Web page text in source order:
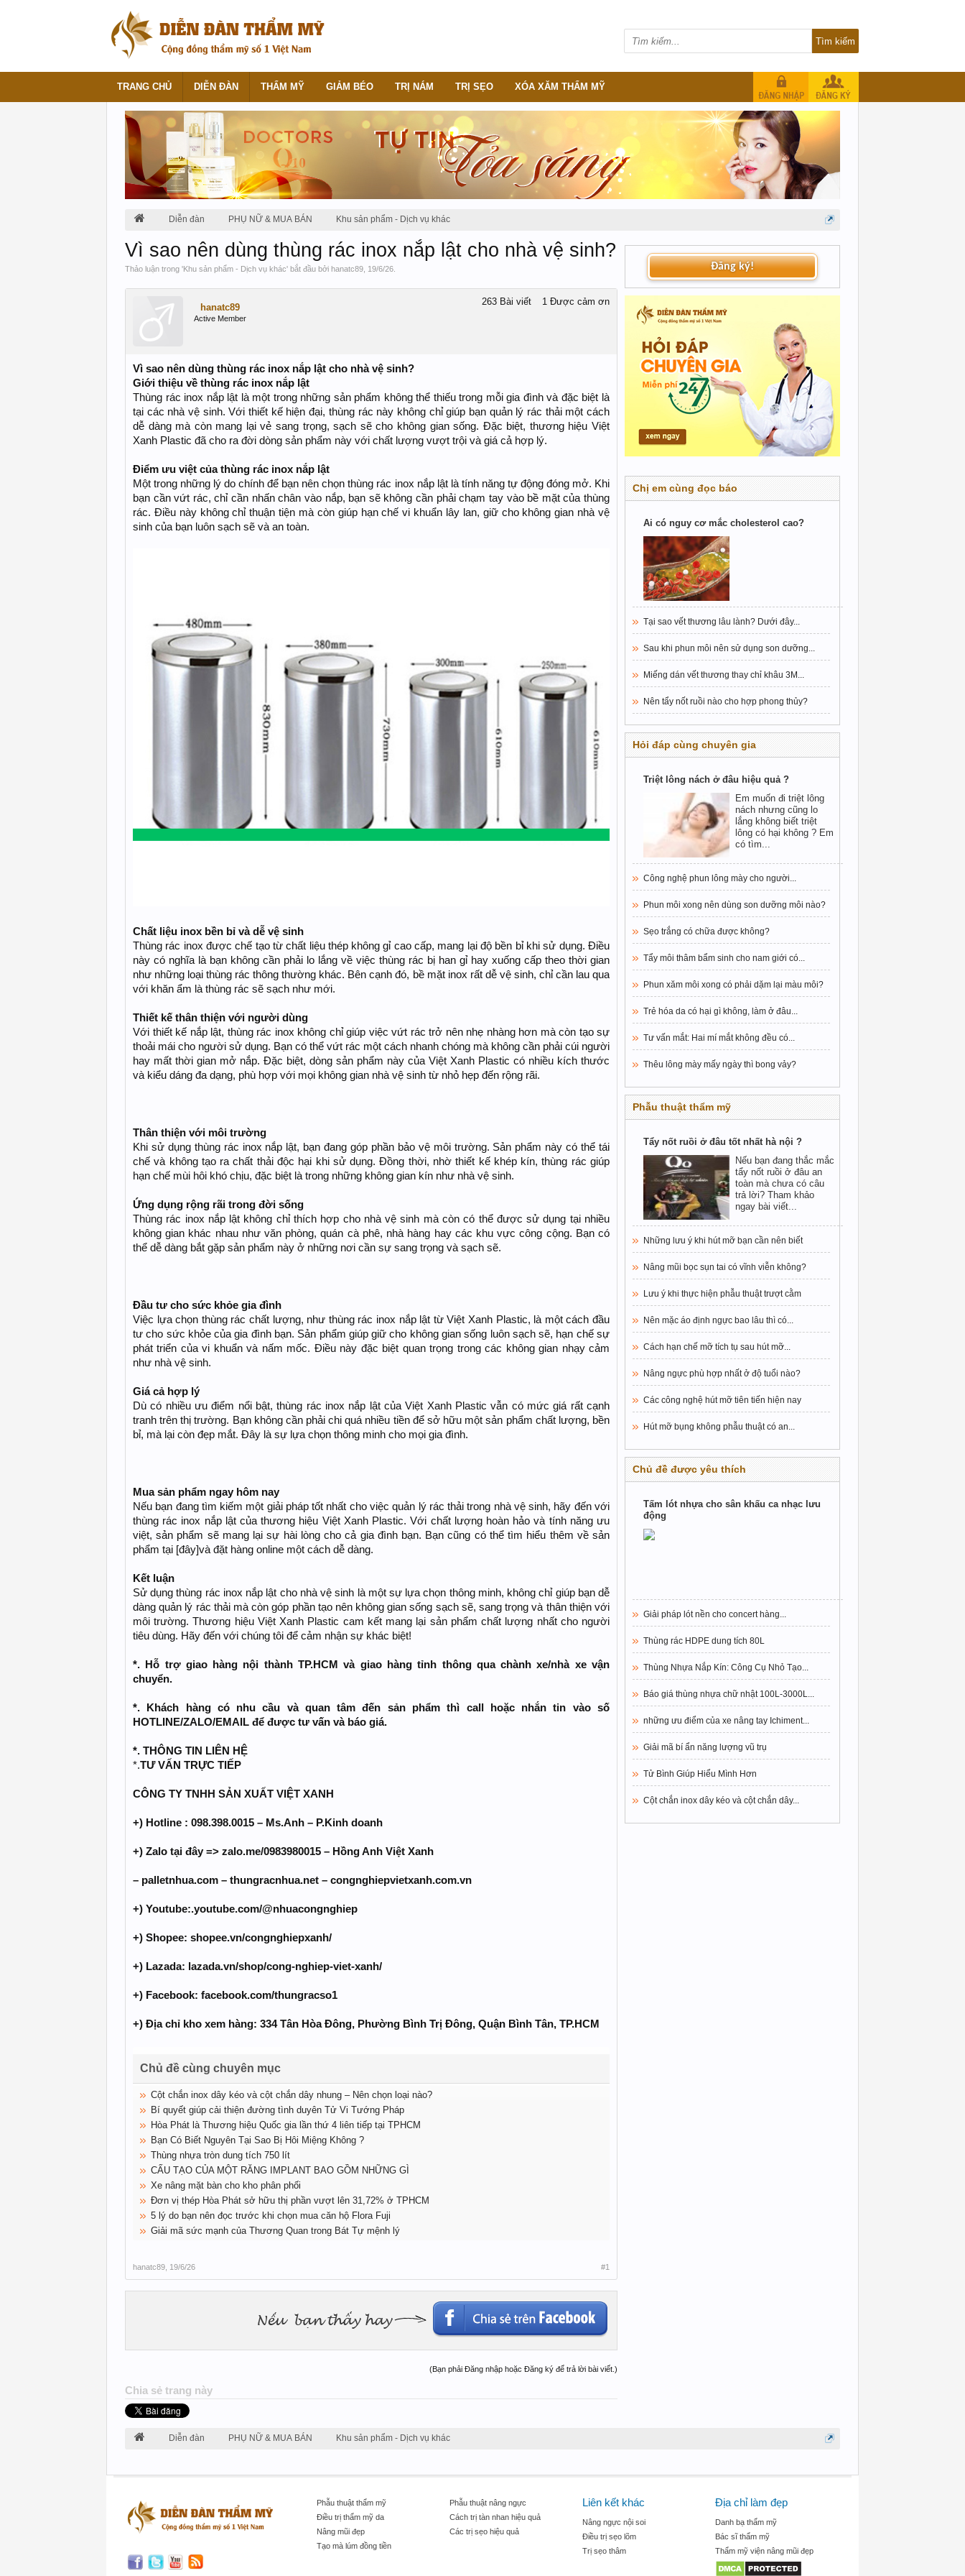
Diễn đàn PHỤ NỮ & MUA BÁN Khu sản phẩm - Dịch vụ khác
Vì sao nên dùng thùng rác inox nắp lật cho nhà vệ sinh?
Thảo luận trong 'Khu sản phẩm - Dịch vụ khác' bắt đầu bởi hanatc89 19/6/26
hanatc89
Active Member
263 Bài viết 1 Được cảm ơn
Vì sao nên dùng thùng rác inox nắp lật cho nhà vệ sinh?
Giới thiệu về thùng rác inox nắp lật
Thùng rác inox nắp lật là một trong những sản phẩm không thể thiếu trong mỗi gia đình và đặc biệt là
tại các nhà vệ sinh. Với thiết kế hiện đại, thùng rác này không chỉ giúp bạn quản lý rác thải một cách
dễ dàng mà còn mang lại vẻ sang trọng, sạch sẽ cho không gian sống. Đặc biệt, thương hiệu Việt
Xanh Plastic đã cho ra đời dòng sản phẩm này với chất lượng vượt trội và giá cả hợp lý.
Điểm ưu việt của thùng rác inox nắp lật
Một trong những lý do chính để bạn nên chọn thùng rác inox nắp lật là tính năng tự động đóng mở. Khi
bạn cần vứt rác, chỉ cần nhấn chân vào nắp, bạn sẽ không cần phải chạm tay vào bề mặt của thùng
rác. Điều này không chỉ thuận tiện mà còn giúp hạn chế vi khuẩn lây lan, giữ cho không gian nhà vệ
sinh của bạn luôn sạch sẽ và an toàn.
Chất liệu inox bền bỉ và dễ vệ sinh
Thùng rác inox được chế tạo từ chất liệu thép không gỉ cao cấp, mang lại độ bền bỉ khi sử dụng. Điều
này có nghĩa là bạn không cần phải lo lắng về việc thùng rác bị han gỉ hay xuống cấp theo thời gian
như những loại thùng rác thông thường khác. Bên cạnh đó, bề mặt inox rất dễ vệ sinh, chỉ cần lau qua
với khăn ẩm là thùng rác sẽ sạch như mới.
Thiết kế thân thiện với người dùng
Với thiết kế nắp lật, thùng rác inox không chỉ giúp việc vứt rác trở nên nhẹ nhàng hơn mà còn tạo sự
thoải mái cho người sử dụng. Bạn có thể vứt rác một cách nhanh chóng mà không cần phải cúi người
hay mất thời gian mở nắp. Đặc biệt, dòng sản phẩm này của Việt Xanh Plastic có nhiều kích thước
và kiểu dáng đa dạng, phù hợp với mọi không gian nhà vệ sinh từ nhỏ hẹp đến rộng rãi.
Thân thiện với môi trường
Khi sử dụng thùng rác inox nắp lật, bạn đang góp phần bảo vệ môi trường. Sản phẩm này có thể tái
chế và không tạo ra chất thải độc hại khi sử dụng. Đồng thời, nhờ thiết kế khép kín, thùng rác giúp
hạn chế mùi hôi khó chịu, đặc biệt là trong những không gian kín như nhà vệ sinh.
Ứng dụng rộng rãi trong đời sống
Thùng rác inox nắp lật không chỉ thích hợp cho nhà vệ sinh mà còn có thể được sử dụng tại nhiều
không gian khác nhau như văn phòng, quán cà phê, nhà hàng hay các khu vực công cộng. Bạn có
thể dễ dàng bắt gặp sản phẩm này ở những nơi cần sự sang trọng và sạch sẽ.
Đầu tư cho sức khỏe gia đình
Việc lựa chọn thùng rác chất lượng, như thùng rác inox nắp lật từ Việt Xanh Plastic, là một cách đầu
tư cho sức khỏe của gia đình bạn. Sản phẩm giúp giữ cho không gian sống luôn sạch sẽ, hạn chế sự
phát triển của vi khuẩn và nấm mốc. Điều này đặc biệt quan trọng trong các không gian nhạy cảm
như nhà vệ sinh.
Giá cả hợp lý
Dù có nhiều ưu điểm nổi bật, thùng rác inox nắp lật của Việt Xanh Plastic vẫn có mức giá rất cạnh
tranh trên thị trường. Bạn không cần phải chi quá nhiều tiền để sở hữu một sản phẩm chất lượng, bền
bỉ, mà lại còn đẹp mắt. Đây là sự lựa chọn thông minh cho mọi gia đình.
Mua sản phẩm ngay hôm nay
Nếu bạn đang tìm kiếm một giải pháp tốt nhất cho việc quản lý rác thải trong nhà vệ sinh, hãy đến với
thùng rác inox nắp lật của thương hiệu Việt Xanh Plastic. Với chất lượng hoàn hảo và tính năng ưu
việt, sản phẩm sẽ mang lại sự hài lòng cho cả gia đình bạn. Bạn cũng có thể tìm hiểu thêm về sản
phẩm tại [đây]và đặt hàng online một cách dễ dàng.
Kết luận
Sử dụng thùng rác inox nắp lật cho nhà vệ sinh là một sự lựa chọn thông minh, không chỉ giúp bạn dễ
dàng quản lý rác thải mà còn góp phần tạo nên không gian sống sạch sẽ, sang trọng và thân thiện với
môi trường. Thương hiệu Việt Xanh Plastic cam kết mang lại sản phẩm chất lượng nhất cho người
tiêu dùng. Hãy đến với chúng tôi để cảm nhận sự khác biệt!
*. Hỗ trợ giao hàng nội thành TP.HCM và giao hàng tỉnh thông qua chành xe/nhà xe vận
chuyển.
*. Khách hàng có nhu cầu và quan tâm đến sản phẩm thì call hoặc nhắn tin vào số
HOTLINE/ZALO/EMAIL để được tư vấn và báo giá.
*. THÔNG TIN LIÊN HỆ
*.TƯ VẤN TRỰC TIẾP
CÔNG TY TNHH SẢN XUẤT VIỆT XANH
+) Hotline : 098.398.0015 – Ms.Anh – P.Kinh doanh
+) Zalo tại đây => zalo.me/0983980015 – Hồng Anh Việt Xanh
– palletnhua.com – thungracnhua.net – congnghiepvietxanh.com.vn
+) Youtube:.youtube.com/@nhuacongnghiep
+) Shopee: shopee.vn/congnghiepxanh/
+) Lazada: lazada.vn/shop/cong-nghiep-viet-xanh/
+) Facebook: facebook.com/thungracso1
+) Địa chỉ kho xem hàng: 334 Tân Hòa Đông, Phường Bình Trị Đông, Quận Bình Tân, TP.HCM
Chủ đề cùng chuyên mục
Cột chắn inox dây kéo và cột chắn dây nhung – Nên chọn loại nào?
Bí quyết giúp cải thiện đường tình duyên Tử Vi Tướng Pháp
Hòa Phát là Thương hiệu Quốc gia lần thứ 4 liên tiếp tại TPHCM
Bạn Có Biết Nguyên Tại Sao Bị Hôi Miệng Không ?
Thùng nhựa tròn dung tích 750 lít
CẤU TẠO CỦA MỘT RĂNG IMPLANT BAO GỒM NHỮNG GÌ
Xe nâng mặt bàn cho kho phân phối
Đơn vị thép Hòa Phát sở hữu thị phần vượt lên 31,72% ở TPHCM
5 lý do bạn nên đọc trước khi chọn mua căn hộ Flora Fuji
Giải mã sức mạnh của Thương Quan trong Bát Tự mệnh lý
hanatc89 19/6/26 #1
(Bạn phải Đăng nhập hoặc Đăng ký để trả lời bài viết.)
Chia sẻ trang này
Đăng ký!
Chị em cùng đọc báo
Ai có nguy cơ mắc cholesterol cao?
Tại sao vết thương lâu lành? Dưới đây...
Sau khi phun môi nên sử dụng son dưỡng...
Miếng dán vết thương thay chỉ khâu 3M...
Nên tẩy nốt ruồi nào cho hợp phong thủy?
Hỏi đáp cùng chuyên gia
Triệt lông nách ở đâu hiệu quả ?
Em muốn đi triệt lông
nách nhưng cũng lo
lắng không biết triệt
lông có hại không ? Em
có tìm...
Công nghệ phun lông mày cho người...
Phun môi xong nên dùng son dưỡng môi nào?
Sẹo trắng có chữa được không?
Tẩy môi thâm bẩm sinh cho nam giới có...
Phun xăm môi xong có phải dặm lại màu môi?
Trẻ hóa da có hại gì không, làm ở đâu...
Tư vấn mắt: Hai mí mắt không đều có...
Thêu lông mày mấy ngày thì bong vảy?
Phẫu thuật thẩm mỹ
Tẩy nốt ruồi ở đâu tốt nhất hà nội ?
Nếu bạn đang thắc mắc
tẩy nốt ruồi ở đâu an
toàn mà chưa có câu
trả lời? Tham khảo
ngay bài viết...
Những lưu ý khi hút mỡ bạn cần nên biết
Nâng mũi bọc sụn tai có vĩnh viễn không?
Lưu ý khi thực hiện phẫu thuật trượt cằm
Nên mặc áo định ngực bao lâu thì có...
Cách hạn chế mỡ tích tụ sau hút mỡ...
Nâng ngực phù hợp nhất ở độ tuổi nào?
Các công nghệ hút mỡ tiên tiến hiện nay
Hút mỡ bụng không phẫu thuật có an...
Chủ đề được yêu thích
Tấm lót nhựa cho sân khấu ca nhạc lưu
động
Giải pháp lót nền cho concert hàng...
Thùng rác HDPE dung tích 80L
Thùng Nhựa Nắp Kín: Công Cụ Nhỏ Tạo...
Báo giá thùng nhựa chữ nhật 100L-3000L...
những ưu điểm của xe nâng tay Ichiment...
Giải mã bí ẩn năng lượng vũ trụ
Tử Bình Giúp Hiểu Mình Hơn
Cột chắn inox dây kéo và cột chắn dây...
Diễn đàn PHỤ NỮ & MUA BÁN Khu sản phẩm - Dịch vụ khác
TRANG CHỦ DIỄN ĐÀN THẨM MỸ GIẢM BÉO TRỊ NÁM TRỊ SẸO XÓA XĂM THẨM MỸ
Phẫu thuật thẩm mỹ
Điều trị thẩm mỹ da
Nâng mũi đẹp
Tạo mà lúm đồng tiền
Phẫu thuật nâng ngực
Cách trị tàn nhan hiệu quả
Các trị sẹo hiệu quả
Liên kết khác
Nâng ngực nội soi
Điều trị sẹo lõm
Trị sẹo thâm
Địa chỉ làm đẹp
Danh bạ thẩm mỹ
Bác sĩ thẩm mỹ
Thẩm mỹ viện nâng mũi đẹp